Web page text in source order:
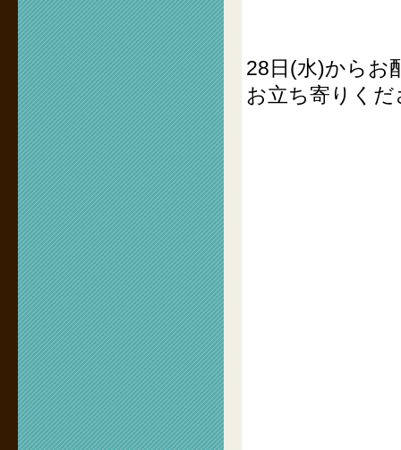
28日(水)からお
お立ち寄りくだ